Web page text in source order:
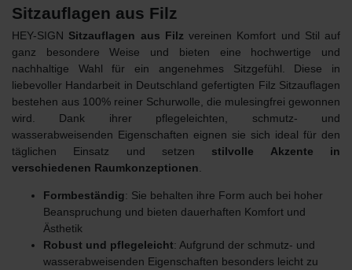
Sitzauflagen aus Filz
HEY-SIGN Sitzauflagen aus Filz vereinen Komfort und Stil auf
ganz besondere Weise und bieten eine hochwertige und
nachhaltige Wahl für ein angenehmes Sitzgefühl. Diese in
liebevoller Handarbeit in Deutschland gefertigten Filz Sitzauflagen
bestehen aus 100% reiner Schurwolle, die mulesingfrei gewonnen
wird. Dank ihrer pflegeleichten, schmutz- und
wasserabweisenden Eigenschaften eignen sie sich ideal für den
täglichen Einsatz und setzen stilvolle Akzente in
verschiedenen Raumkonzeptionen
Formbeständig: Sie behalten ihre Form auch bei hoher
Beanspruchung und bieten dauerhaften Komfort und
Ästhetik
Robust und pflegeleicht: Aufgrund der schmutz- und
wasserabweisenden Eigenschaften besonders leicht zu